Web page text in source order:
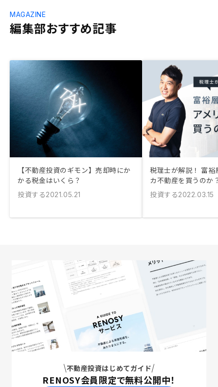
編集部おすすめ記事
MAGAZINE
【不動産投資のギモン】売却時にか
かる税金はいくら？
投資する2021.05.21
税理士が解説！ 富裕
カ不動産を買うのか
投資する2022.03.15
不動産投資はじめてガイド
RENOSY会員限定で無料公開中！